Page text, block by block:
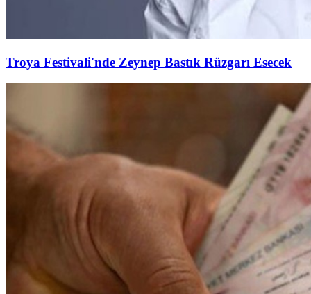
Troya Festivali'nde Zeynep Bastık Rüzgarı Esecek